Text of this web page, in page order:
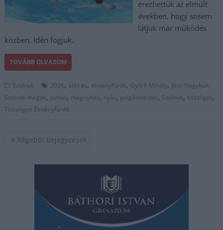
érezhettük az elmúlt
években, hogy sosem
látjuk már működés
közben. Idén fogjuk.
TOVÁBB OLVASOM
Szolnok 2026, aláírás, élményfürdő, Győrfi Mihály, Jász-Nagykun
Szolnok megye, június, megnyitás, nyár, polgármester, Szolnok, tiszaliget,
Tiszaligeti Élményfürdő
Bejegyzés
Régebbi bejegyzések